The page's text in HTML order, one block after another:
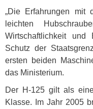
„Die Erfahrungen mit
leichten
Wirtschaftlichkeit
Schutz der
ersten beiden
das Ministerium.
Der H-125 gilt als
Klasse. Im Jahr 2005